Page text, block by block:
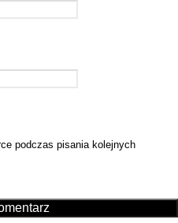
podczas pisania kolejnych